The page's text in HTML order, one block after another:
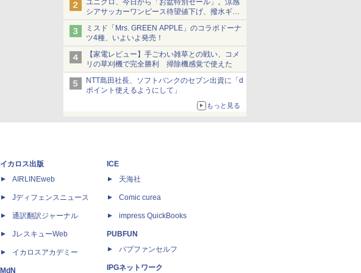
ユニクロ、今日から「お盆特別セール」。涼感
シアサッカーワンピース待望値下げ、撥水ギア
ショーツは1990円に
ミスド「Mrs. GREEN APPLE」のコラボドーナ
ツ4種、いよいよ発売！
【家電レビュー】手ごわい雑草との戦い、コメ
リの草刈機で完全勝利 掃除機感覚で使えた
NTT島田社長、ソフトバンクのセブン出資に「d
ポイント使えるようにして」
もっと見る
イカロス出版
AIRLINEweb
Jディフェンスニュース
通訳翻訳ジャーナル
JレスキューWeb
イカロスアカデミー
MdN
ICE
天海社
Comic curea
impress QuickBooks
PUBFUN
パブファンセルフ
IPGネットワーク